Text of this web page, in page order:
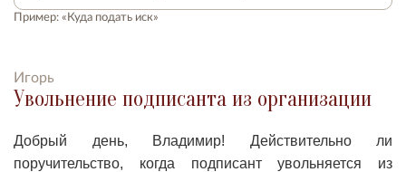
Пример: «Куда подать иск»
Игорь
Увольнение подписанта из организации
Добрый день, Владимир! Действительно ли
поручительство, когда подписант увольняется из